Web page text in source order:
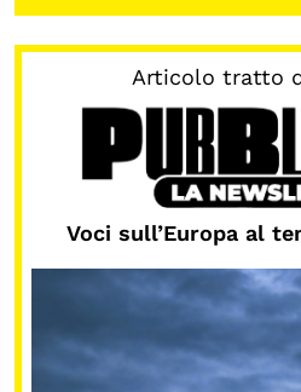
Attività per bambine
Programmi per le
Under25
Classici del
Master e Executive
Articolo tratto
Voci sull’Europa al